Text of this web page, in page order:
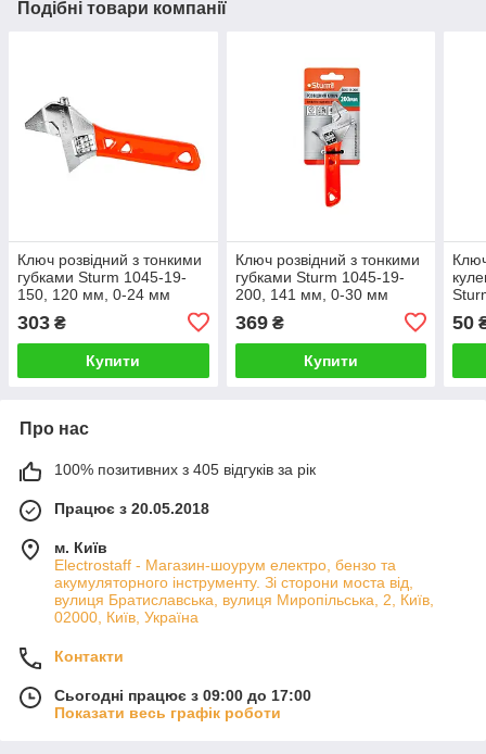
Подібні товари компанії
Ключ розвідний з тонкими
губками Sturm 1045-19-
150, 120 мм, 0-24 мм
303 ₴
Купити
Ключ розвідний з тонкими
губками Sturm 1045-19-
200, 141 мм, 0-30 мм
369₴
Купити
50
Про нас
100% позитивних з 405 відгуків за рік
Працює з 20.05.2018
м. Київ
Electrostaff - Магазин-шоурум електро, бензо та
акумуляторного інструменту. Зі сторони моста від,
вулиця Братиславська, вулиця Миропільська, 2, Київ,
02000, Київ, Україна
Контакти
Сьогодні працює з 09:00 до 17:00
Показати весь графік роботи